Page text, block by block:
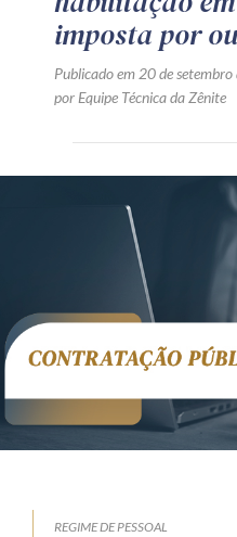
imposta por
Publicado em 20 de
por Equipe Técnica da Zênite
REGIME DE PESSOAL